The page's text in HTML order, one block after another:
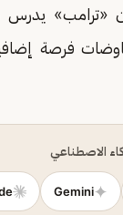
أن «ترامب» يدرس
فرصة
الاصطناعي
Gemini